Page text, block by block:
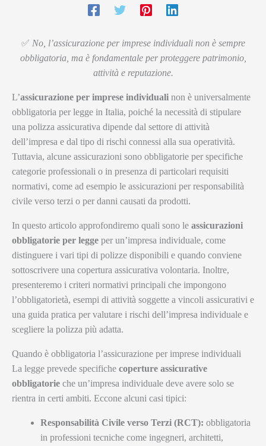
✅ No, l’assicurazione per imprese individuali non è sempre
obbligatoria, ma è fondamentale per proteggere patrimonio,
attività e reputazione.
L’assicurazione per imprese individuali non è universalmente
obbligatoria per legge in Italia, poiché la necessità di stipulare
una polizza assicurativa dipende dal settore di attività
dell’impresa e dal tipo di rischi connessi alla sua operatività.
Tuttavia, alcune assicurazioni sono obbligatorie per specifiche
categorie professionali o in presenza di particolari requisiti
normativi, come ad esempio le assicurazioni per responsabilità
civile verso terzi o per danni causati da prodotti.
In questo articolo approfondiremo quali sono le assicurazioni
obbligatorie per legge per un’impresa individuale, come
distinguere i vari tipi di polizze disponibili e quando conviene
sottoscrivere una copertura assicurativa volontaria. Inoltre,
presenteremo i criteri normativi principali che impongono
l’obbligatorietà, esempi di attività soggette a vincoli assicurativi e
una guida pratica per valutare i rischi dell’impresa individuale e
scegliere la polizza più adatta.
Quando è obbligatoria l’assicurazione per imprese individuali
La legge prevede specifiche coperture assicurative
obbligatorie che un’impresa individuale deve avere solo se
rientra in certi ambiti. Eccone alcuni casi tipici:
Responsabilità Civile verso Terzi (RCT): obbligatoria
in professioni tecniche come ingegneri, architetti,